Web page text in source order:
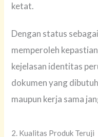
ketat.
Dengan status
memperoleh
kejelasan identitas
dokumen yang
maupun kerja sama
2. Kualitas Produk Teruji